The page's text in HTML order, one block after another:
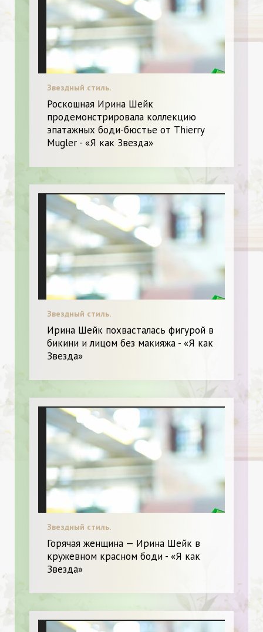
Звездный стиль.
Роскошная Ирина Шейк
продемонстрировала коллекцию
эпатажных боди-бюстье от Thierry
Mugler - «Я как Звезда»
Звездный стиль.
Ирина Шейк похвасталась фигурой в
бикини и лицом без макияжа - «Я как
Звезда»
Звездный стиль.
Горячая женщина — Ирина Шейк в
кружевном красном боди - «Я как
Звезда»